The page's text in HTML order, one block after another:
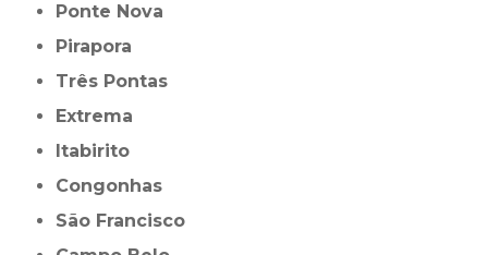
Ponte Nova
Pirapora
Três Pontas
Extrema
Itabirito
Congonhas
São Francisco